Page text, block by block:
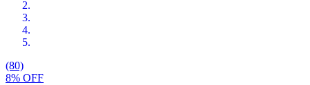
(80)
8% OFF